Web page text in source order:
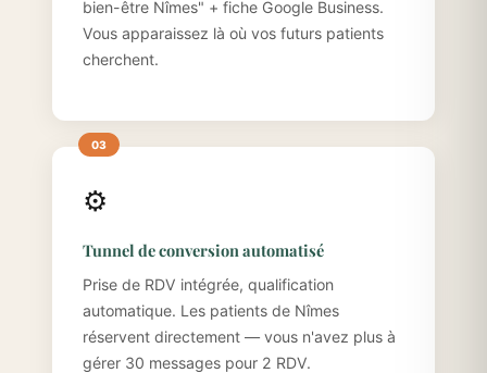
bien-être Nîmes" + fiche Google Business.
Vous apparaissez là où vos futurs patients
cherchent.
⚙️
Tunnel de conversion automatisé
Prise de RDV intégrée, qualification
automatique. Les patients de Nîmes
réservent directement — vous n'avez plus à
gérer 30 messages pour 2 RDV.